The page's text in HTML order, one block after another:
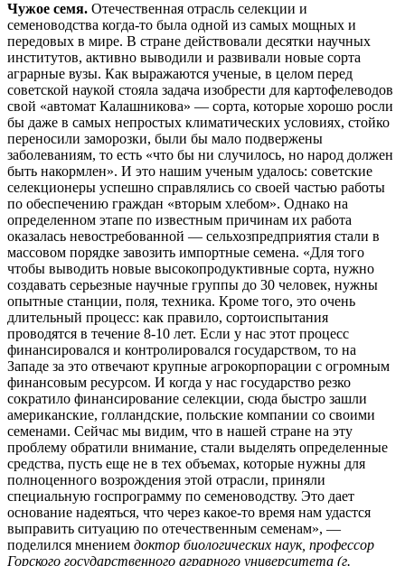
Чужое семя. Отечественная отрасль селекции и
семеноводства когда-то была одной из самых мощных и
передовых в мире. В стране действовали десятки научных
институтов, активно выводили и развивали новые сорта
аграрные вузы. Как выражаются ученые, в целом перед
советской наукой стояла задача изобрести для картофелеводов
свой «автомат Калашникова» — сорта, которые хорошо росли
бы даже в самых непростых климатических условиях, стойко
переносили заморозки, были бы мало подвержены
заболеваниям, то есть «что бы ни случилось, но народ должен
быть накормлен». И это нашим ученым удалось: советские
селекционеры успешно справлялись со своей частью работы
по обеспечению граждан «вторым хлебом». Однако на
определенном этапе по известным причинам их работа
оказалась невостребованной — сельхозпредприятия стали в
массовом порядке завозить импортные семена. «Для того
чтобы выводить новые высокопродуктивные сорта, нужно
создавать серьезные научные группы до 30 человек, нужны
опытные станции, поля, техника. Кроме того, это очень
длительный процесс: как правило, сортоиспытания
проводятся в течение 8-10 лет. Если у нас этот процесс
финансировался и контролировался государством, то на
Западе за это отвечают крупные агрокорпорации с огромным
финансовым ресурсом. И когда у нас государство резко
сократило финансирование селекции, сюда быстро зашли
американские, голландские, польские компании со своими
семенами. Сейчас мы видим, что в нашей стране на эту
проблему обратили внимание, стали выделять определенные
средства, пусть еще не в тех объемах, которые нужны для
полноценного возрождения этой отрасли, приняли
специальную госпрограмму по семеноводству. Это дает
основание надеяться, что через какое-то время нам удастся
выправить ситуацию по отечественным семенам», —
поделился мнением доктор биологических наук, профессор
Горского государственного аграрного университета (г.